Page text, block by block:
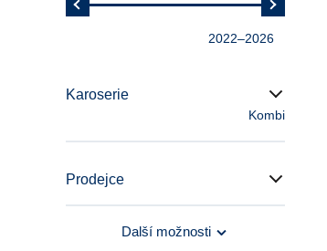
2022–2026
Karoserie
Kombi
Prodejce
Další možnosti